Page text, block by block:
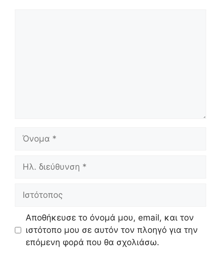
διεύθυνση
Αποθήκευσε το όνομά μου, email, και τον
ιστότοπο μου σε αυτόν τον πλοηγό για την
επόμενη φορά που θα σχολιάσω.